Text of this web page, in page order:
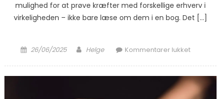
mulighed for at prøve kræfter med forskellige erhverv i
virkeligheden – ikke bare læse om dem i en bog. Det […]
Posted on
26/06/2025 Author
Helge Kommentarer lukket